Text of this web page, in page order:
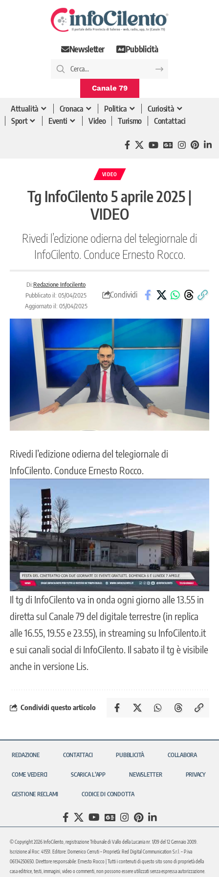
Newsletter Pubblicità
Canale 79
Attualità Cronaca Politica
Curiosità
Sport
Eventi Video Turismo Contattaci
VIDEO
Tg InfoCilento 5 aprile 2025 |
VIDEO
Rivedi l’edizione odierna del telegiornale di
InfoCilento. Conduce Ernesto Rocco.
Di:Redazione Infocilento
Pubblicato il: 05/04/2025
Aggiornato il: 05/04/2025
Condividi
Rivedi l’edizione odierna del telegiornale di
InfoCilento. Conduce Ernesto Rocco.
Il tg di InfoCilento va in onda ogni giorno alle 13.55 in
diretta sul Canale 79 del digitale terrestre (in replica
alle 16.55, 19.55 e 23.55), in streaming su InfoCilento.it
e sui canali social di InfoCilento. Il sabato il tg è visibile
anche in versione Lis.
Condividi questo articolo
REDAZIONE CONTATTACI PUBBLICITÀ COLLABORA
COME VEDERCI SCARICA L’APP NEWSLETTER PRIVACY
GESTIONE RECLAMI CODICE DI CONDOTTA
© Copyright 2026 InfoCilento, registrazione Tribunale di Vallo della Lucania nr. 1/09 del 12 Gennaio 2009.
Iscrizione al Roc: 41551. Editore: Domenico Cerruti – Proprietà: Red Digital Communication S.r.l. – P.iva
06134250650. Direttore responsabile: Ernesto Rocco | Tutti i contenuti di questo sito sono di proprietà della
casa editrice, testi, immagini, video o commenti, non possono essere utilizzati senza espressa autorizzazione.